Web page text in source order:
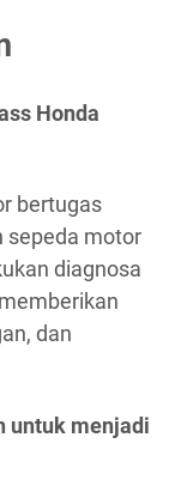
Honda
bertugas
sepeda motor
diagnosa
dan
untuk menjadi